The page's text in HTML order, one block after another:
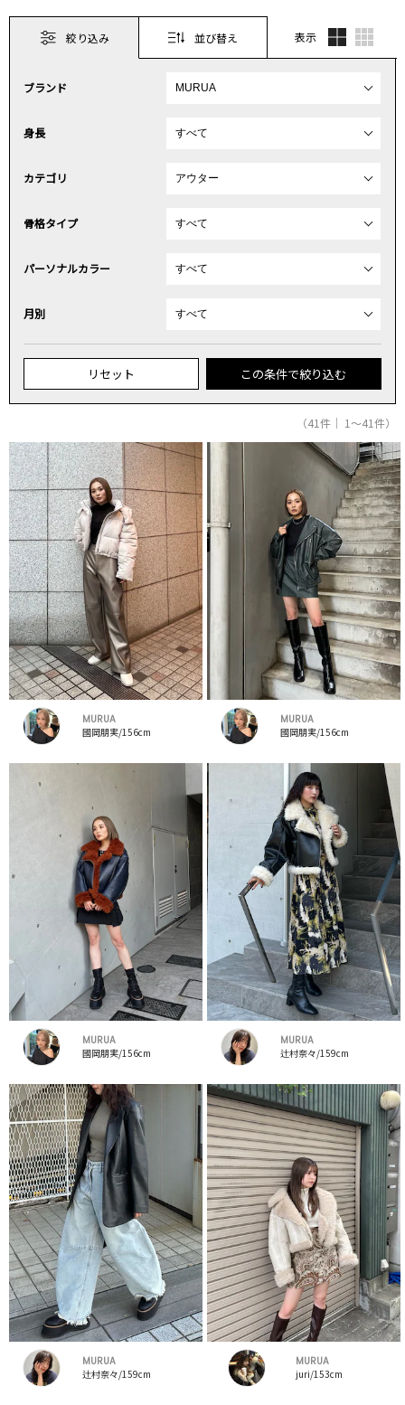
絞り込み 並び替え 表示
ブランド
身長
カテゴリ
骨格タイプ
パーソナルカラー
月別
リセット この条件で絞り込む
（41件｜ 1～41件）
MURUA
國岡朋実/156cm
MURUA
國岡朋実/156cm
MURUA
國岡朋実/156cm
MURUA
辻村奈々/159cm
MURUA
辻村奈々/159cm
MURUA
juri/153cm